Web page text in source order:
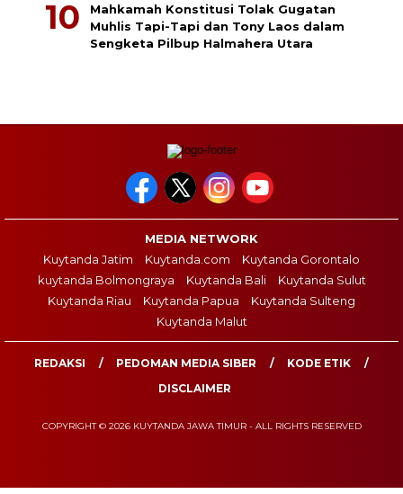
Mahkamah Konstitusi Tolak Gugatan
Muhlis Tapi-Tapi dan Tony Laos dalam
Sengketa Pilbup Halmahera Utara
MEDIA NETWORK
Kuytanda Jatim
Kuytanda.com
Kuytanda Gorontalo
kuytanda Bolmongraya
Kuytanda Bali
Kuytanda Sulut
Kuytanda Riau
Kuytanda Papua
Kuytanda Sulteng
Kuytanda Malut
REDAKSI PEDOMAN MEDIA SIBER
KODE ETIK
DISCLAIMER
COPYRIGHT © 2026 KUYTANDA JAWA TIMUR - ALL RIGHTS RESERVED